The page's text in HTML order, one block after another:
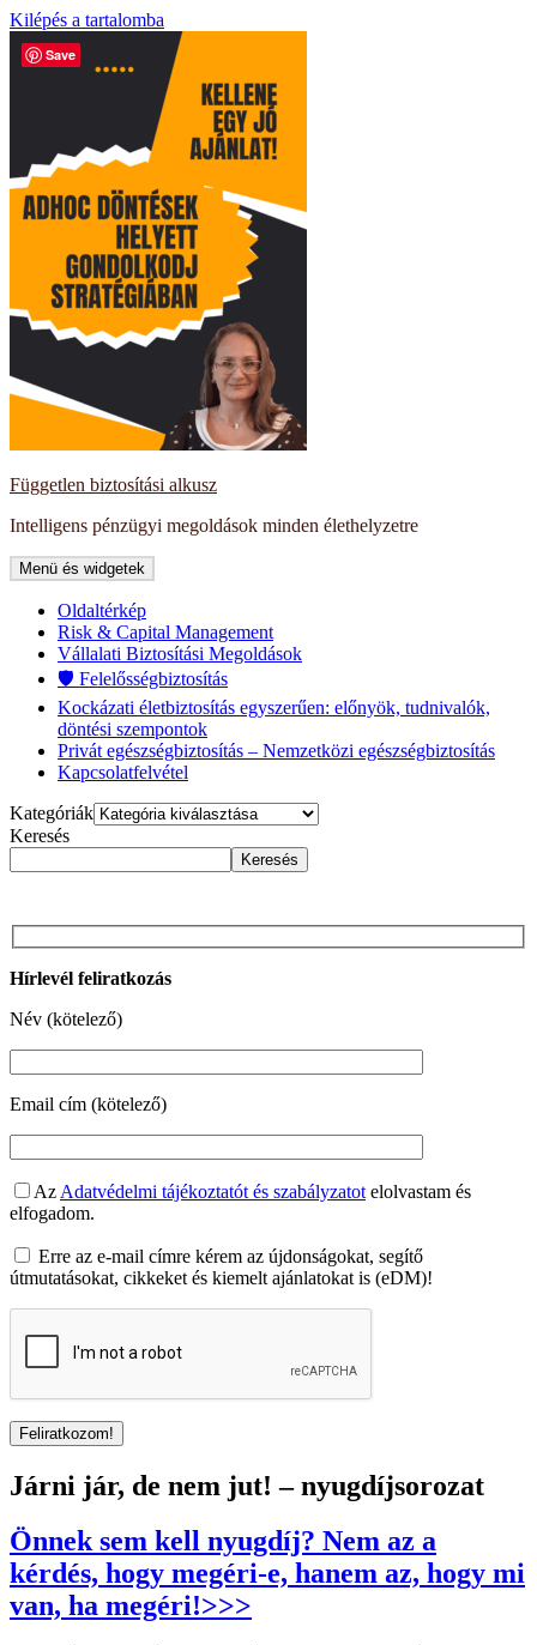
Kilépés a tartalomba
Független biztosítási alkusz
Intelligens pénzügyi megoldások minden élethelyzetre
Menü és widgetek
Oldaltérkép
Risk & Capital Management
Vállalati Biztosítási Megoldások
🛡️ Felelősségbiztosítás
Kockázati életbiztosítás egyszerűen: előnyök, tudnivalók,
döntési szempontok
Privát egészségbiztosítás – Nemzetközi egészségbiztosítás
Kapcsolatfelvétel
Kategóriák
Keresés
Keresés
Hírlevél feliratkozás
Név (kötelező)
Email cím (kötelező)
Az Adatvédelmi tájékoztatót és szabályzatot elolvastam és
elfogadom.
Erre az e-mail címre kérem az újdonságokat, segítő
útmutatásokat, cikkeket és kiemelt ajánlatokat is (eDM)!
Járni jár, de nem jut! – nyugdíjsorozat
Önnek sem kell nyugdíj? Nem az a
kérdés, hogy megéri-e, hanem az, hogy mi
van, ha megéri!>>>
Save